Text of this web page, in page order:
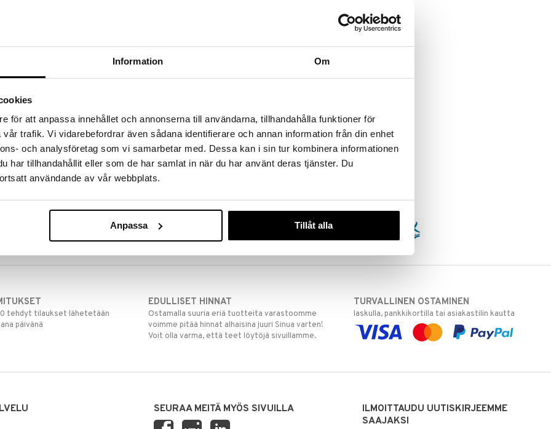
Information Om
för att anpassa innehållet och annonserna till användarna, tillhandahålla funktioner för
trafik. Vi vidarebefordrar även sådana identifierare och annan information från din enhet
och analysföretag som vi samarbetar med. Dessa kan i sin tur kombinera informationen
har tillhandahållit eller som de har samlat in när du har använt deras tjänster. Du
användande av vår webbplats.
Anpassa Tillåt alla
tehdyt tilaukset lähetetään
päivänä
EDULLISET HINNAT
Ostamalla suuria eriä tuotteita varastoomme
voimme pitää hinnat alhaisina juuri Sinua varten!
Voit olla varma, että teet löytöjä sivuillamme.
TURVALLINEN OSTAMINEN
laskulla, pankkikortilla tai asiakastilin kautta
SEURAA MEITÄ MYÖS SIVUILLA
ILMOITTAUDU UUTISKIRJEEMME
SAAJAKSI